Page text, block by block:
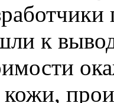
к
кожи,